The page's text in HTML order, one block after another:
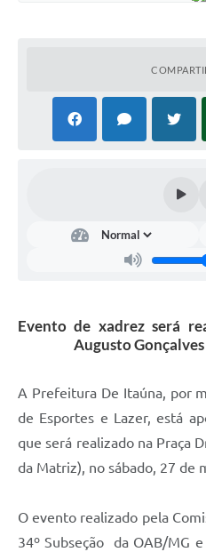
Evento de xadrez será
Augusto
A Prefeitura De Itaúna, por
de Esportes e Lazer, está
que será realizado na Praça
da Matriz), no sábado, 27 de
O evento realizado pela
34º Subseção da OAB/MG